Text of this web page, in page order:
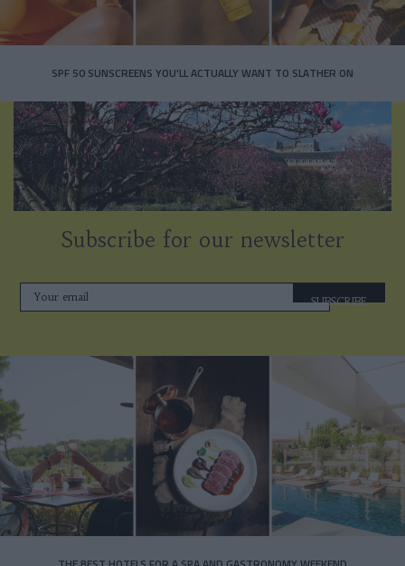
SPF 50 SUNSCREENS YOU'LL ACTUALLY WANT TO SLATHER ON
Subscribe for our newsletter
SUBSCRIBE